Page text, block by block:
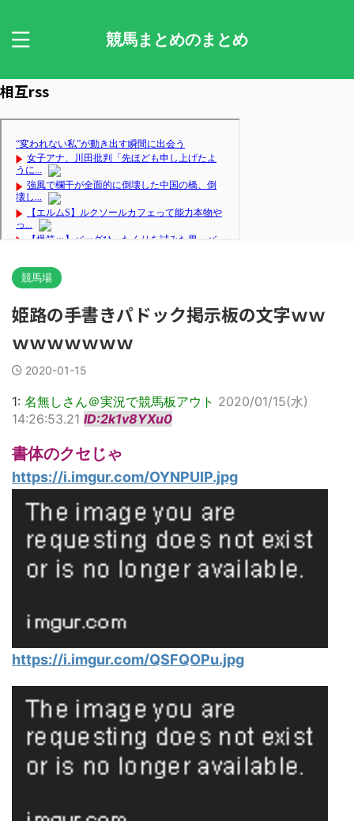
競馬まとめのまとめ
相互rss
競馬場
姫路の手書きパドック掲示板の文字ｗｗ
ｗｗｗｗｗｗｗ
2020-01-15
1: 名無しさん＠実況で競馬板アウト 2020/01/15(水)
14:26:53.21 ID:2k1v8YXu0
書体のクセじゃ
https://i.imgur.com/OYNPUIP.jpg
https://i.imgur.com/QSFQOPu.jpg